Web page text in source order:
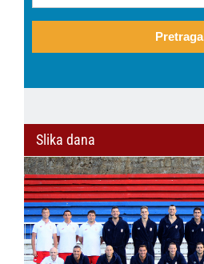
Pretraga
Slika dana